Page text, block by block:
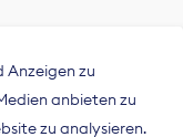
Anzeigen zu
anbieten zu
zu analysieren.